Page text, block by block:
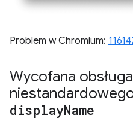
Problem w Chromium:
Wycofana obsługa
displayName